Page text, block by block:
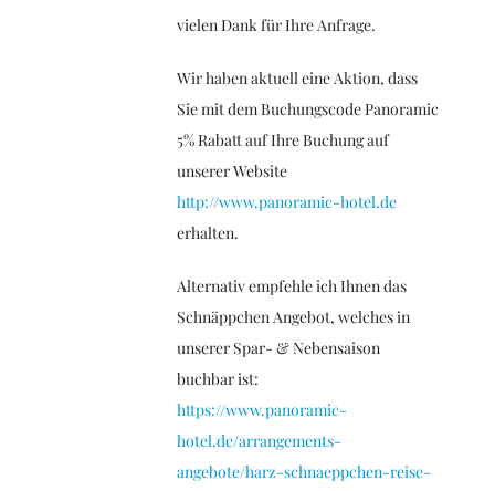
vielen Dank für Ihre Anfrage.
Wir haben aktuell eine Aktion, dass
Sie mit dem Buchungscode Panoramic
5% Rabatt auf Ihre Buchung auf
unserer Website
http://www.panoramic-hotel.de
erhalten.
Alternativ empfehle ich Ihnen das
Schnäppchen Angebot, welches in
unserer Spar- & Nebensaison
buchbar ist:
https://www.panoramic-
hotel.de/arrangements-
angebote/harz-schnaeppchen-reise-